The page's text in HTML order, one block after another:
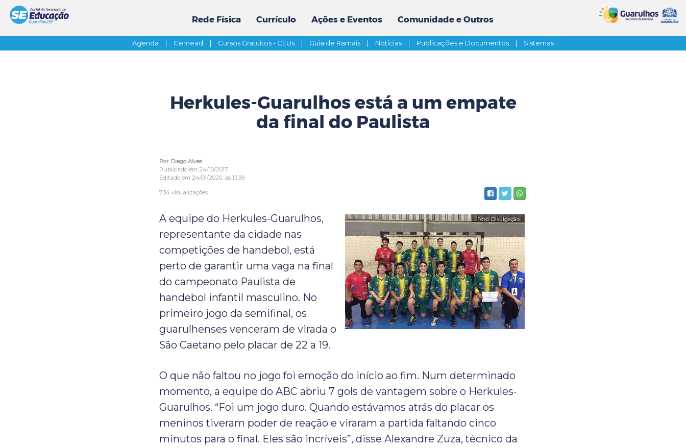
Rede Física Currículo Ações e Eventos Comunidade e Outros
Agenda | Cemead | Cursos Gratuitos - CEUs | Guia de Ramais | Notícias | Publicações e Documentos | Sistemas
Herkules-Guarulhos está a um empate
da final do Paulista
Por Diego Alves
Publicado em 24/10/2017
Editado em 24/01/2020, às 13:59
734 visualizações
A equipe do Herkules-Guarulhos,
representante da cidade nas
competições de handebol, está
perto de garantir uma vaga na final
do campeonato Paulista de
handebol infantil masculino. No
primeiro jogo da semifinal, os
guarulhenses venceram de virada o
São Caetano pelo placar de 22 a 19.
O que não faltou no jogo foi emoção do início ao fim. Num determinado
momento, a equipe do ABC abriu 7 gols de vantagem sobre o Herkules-
Guarulhos. “Foi um jogo duro. Quando estávamos atrás do placar os
meninos tiveram poder de reação e viraram a partida faltando cinco
minutos para o final. Eles são incríveis”, disse Alexandre Zuza, técnico da